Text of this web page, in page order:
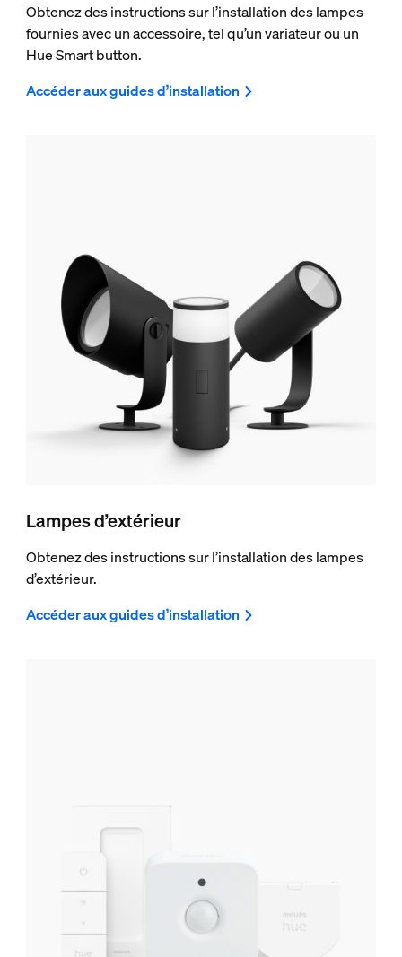
Obtenez des instructions sur l’installation des lampes
fournies avec un accessoire, tel qu’un variateur ou un
Hue Smart button.
Accéder aux guides d’installation
Lampes d’extérieur
Obtenez des instructions sur l’installation des lampes
d’extérieur.
Accéder aux guides d’installation